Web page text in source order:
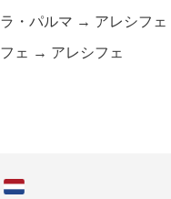
・パルマ → アレシフェ
ェ → アレシフェ